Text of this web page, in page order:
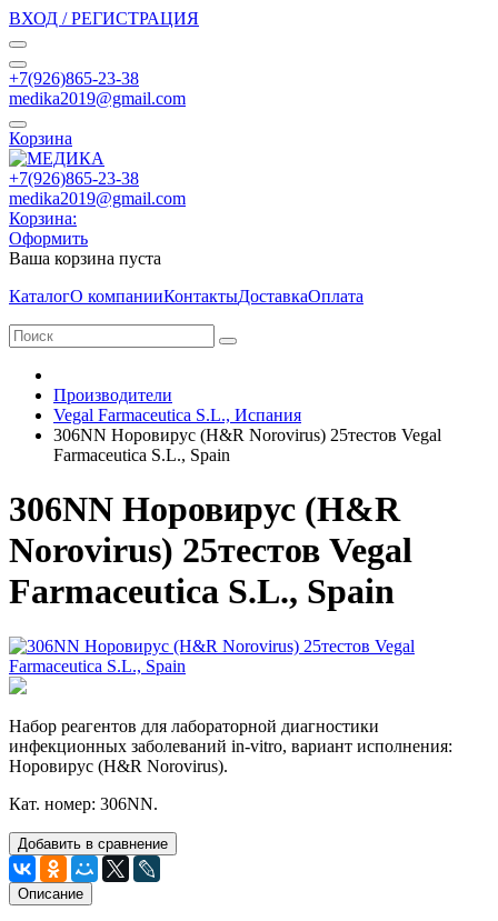
ВХОД / РЕГИСТРАЦИЯ
+7(926)865-23-38
medika2019@gmail.com
Корзина
+7(926)865-23-38
medika2019@gmail.com
Корзина:
Оформить
Ваша корзина пуста
КаталогО компанииКонтактыДоставкаОплата
Производители
Vegal Farmaceutica S.L., Испания
306NN Норовирус (H&R Norovirus) 25тестов Vegal
Farmaceutica S.L., Spain
306NN Норовирус (H&R
Norovirus) 25тестов Vegal
Farmaceutica S.L., Spain
Набор реагентов для лабораторной диагностики
инфекционных заболеваний in-vitro, вариант исполнения:
Норовирус (H&R Norovirus).
Кат. номер: 306NN.
Добавить в сравнение
Описание